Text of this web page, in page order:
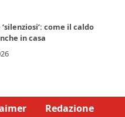
come il caldo
in casa
Redazione